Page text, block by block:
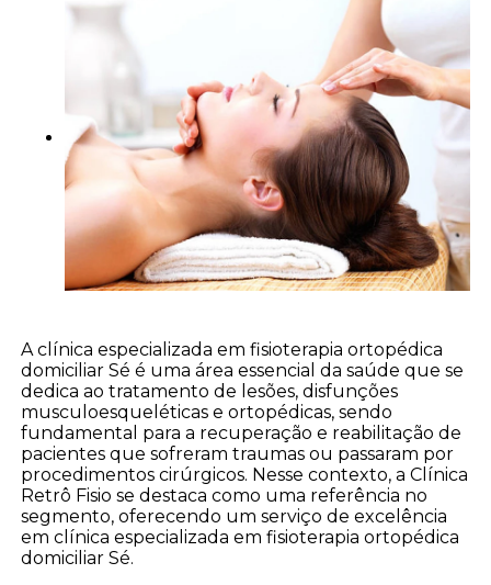
A clínica especializada em fisioterapia ortopédica
domiciliar Sé é uma área essencial da saúde que se
dedica ao tratamento de lesões, disfunções
musculoesqueléticas e ortopédicas, sendo
fundamental para a recuperação e reabilitação de
pacientes que sofreram traumas ou passaram por
procedimentos cirúrgicos. Nesse contexto, a Clínica
Retrô Fisio se destaca como uma referência no
segmento, oferecendo um serviço de excelência
em clínica especializada em fisioterapia ortopédica
domiciliar Sé.